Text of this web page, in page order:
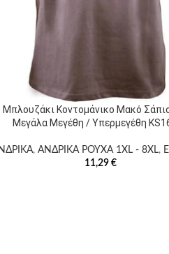
Μπλουζάκι Κοντομάνικο Μακό
Μεγάλα Μεγέθη / Υπερμεγέθη
, ΑΝΔΡΙΚΑ ΡΟΥΧΑ 1XL - 8XL,
11,29 €